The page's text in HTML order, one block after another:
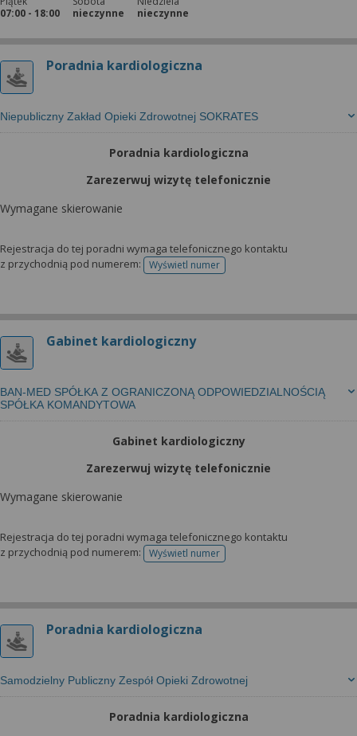
07:00 - 18:00
nieczynne
nieczynne
Poradnia kardiologiczna
Niepubliczny Zakład Opieki Zdrowotnej SOKRATES
Poradnia kardiologiczna
Zarezerwuj wizytę telefonicznie
Wymagane skierowanie
Rejestracja do tej poradni wymaga telefonicznego kontaktu
z przychodnią pod numerem:
Wyświetl numertelefonu do rejestracji
Gabinet kardiologiczny
BAN-MED SPÓŁKA Z OGRANICZONĄ ODPOWIEDZIALNOŚCIĄ
SPÓŁKA KOMANDYTOWA
Gabinet kardiologiczny
Zarezerwuj wizytę telefonicznie
Wymagane skierowanie
Rejestracja do tej poradni wymaga telefonicznego kontaktu
z przychodnią pod numerem:
Wyświetl numertelefonu do rejestracji
Poradnia kardiologiczna
Samodzielny Publiczny Zespół Opieki Zdrowotnej
Poradnia kardiologiczna